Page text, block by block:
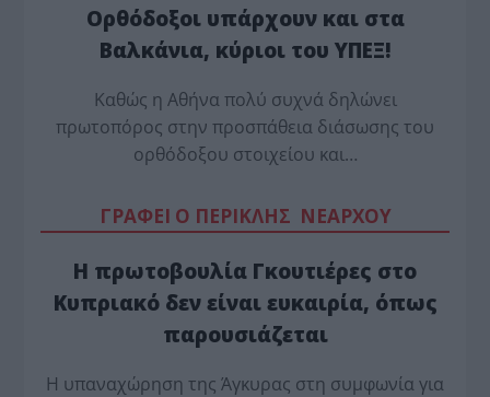
Ορθόδοξοι υπάρχουν και στα
Βαλκάνια, κύριοι του ΥΠΕΞ!
Καθώς η Αθήνα πολύ συχνά δηλώνει
πρωτοπόρος στην προσπάθεια διάσωσης του
ορθόδοξου στοιχείου και…
ΓΡΑΦΕΙ Ο ΠΕΡΙΚΛΗΣ ΝΕΑΡΧΟΥ
Η πρωτοβουλία Γκουτιέρες στο
Κυπριακό δεν είναι ευκαιρία, όπως
παρουσιάζεται
Η υπαναχώρηση της Άγκυρας στη συμφωνία για